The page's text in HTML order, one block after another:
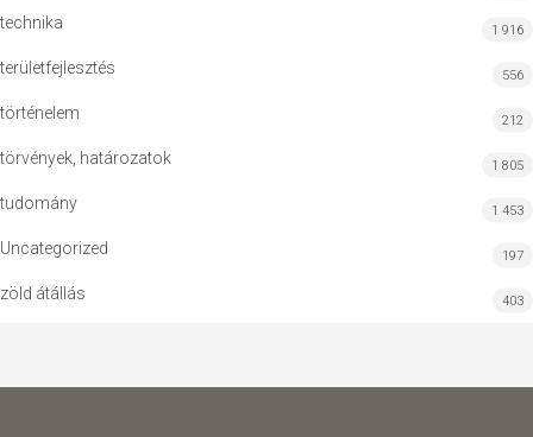
technika 1 916
területfejlesztés 556
történelem 212
törvények, határozatok 1 805
tudomány 1 453
Uncategorized 197
zöld átállás 403